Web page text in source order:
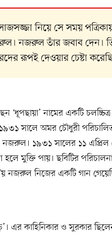
নিয়ে সে সময়
নজরুল তাঁর জবাব দেন।
রূপই দেওয়ার চেষ্টা
নামের একটি
সালে অমর চৌধুরী পরিচালিত
১৯৩১ সালের ১১ এপ্রিল
হলে মুক্তি পায়। ছবিটির
নজরুল নিজের একটি গান
এর কাহিনিকার ও সুরকার